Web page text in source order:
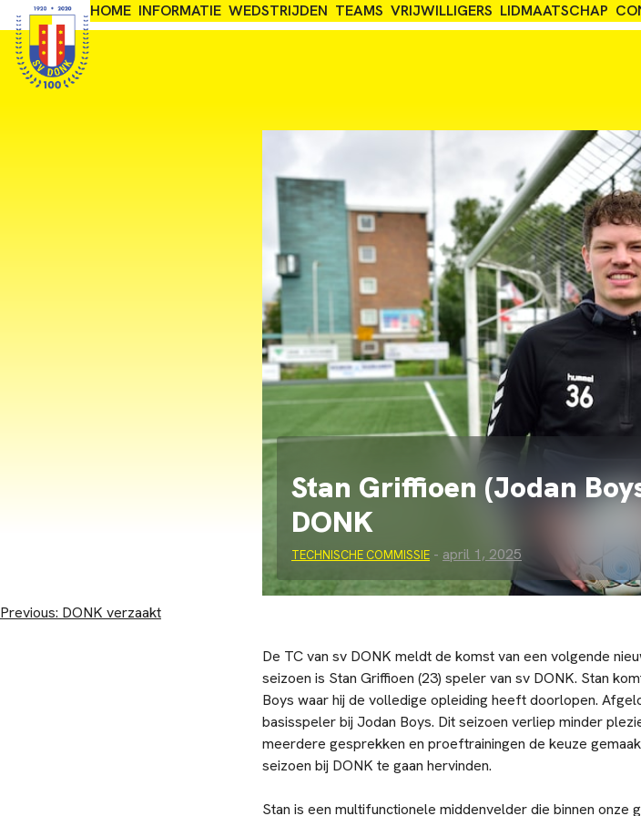
to
content
Adres: Nieuwe Donkstraat 1, 2809NJ Gouda
HOME INFORMATIE WEDSTRIJDEN TEAMS VRIJWILLIGERS LIDMAATSCHAP
Stan Griffioen (Jodan
DONK
TECHNISCHE COMMISSIE - april 1, 2025
Bericht
Previous: DONK verzaakt
De TC van sv DONK meldt de komst van een volgende
seizoen is Stan Griffioen (23) speler van sv DONK. Stan
Boys waar hij de volledige opleiding heeft doorlopen.
basisspeler bij Jodan Boys. Dit seizoen verliep minder
meerdere gesprekken en proeftrainingen de keuze
seizoen bij DONK te gaan hervinden.
Stan is een multifunctionele middenvelder die binnen onze